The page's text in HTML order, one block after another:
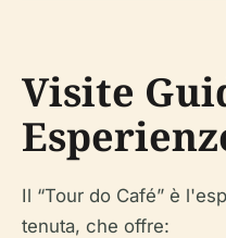
Visite
Il “Tour do Café” è
tenuta, che offre: